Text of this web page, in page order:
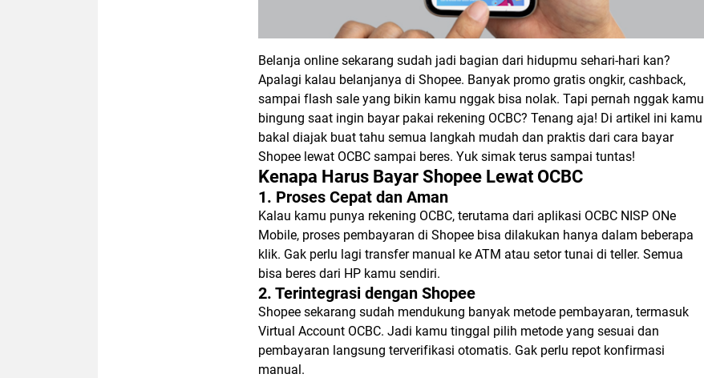
Belanja online sekarang sudah jadi bagian dari hidupmu sehari-hari kan?
Apalagi kalau belanjanya di Shopee. Banyak promo gratis ongkir, cashback,
sampai flash sale yang bikin kamu nggak bisa nolak. Tapi pernah nggak kamu
bingung saat ingin bayar pakai rekening OCBC? Tenang aja! Di artikel ini kamu
bakal diajak buat tahu semua langkah mudah dan praktis dari cara bayar
Shopee lewat OCBC sampai beres. Yuk simak terus sampai tuntas!
Kenapa Harus Bayar Shopee Lewat OCBC
1. Proses Cepat dan Aman
Kalau kamu punya rekening OCBC, terutama dari aplikasi OCBC NISP ONe
Mobile, proses pembayaran di Shopee bisa dilakukan hanya dalam beberapa
klik. Gak perlu lagi transfer manual ke ATM atau setor tunai di teller. Semua
bisa beres dari HP kamu sendiri.
2. Terintegrasi dengan Shopee
Shopee sekarang sudah mendukung banyak metode pembayaran, termasuk
Virtual Account OCBC. Jadi kamu tinggal pilih metode yang sesuai dan
pembayaran langsung terverifikasi otomatis. Gak perlu repot konfirmasi
manual.